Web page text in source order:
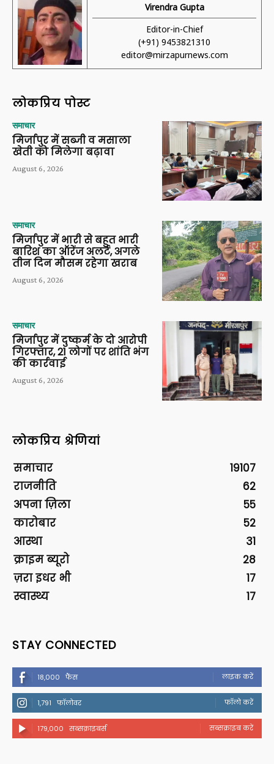
Virendra Gupta
Editor-in-Chief
(+91) 9453821310
editor@mirzapurnews.com
लोकप्रिय पोस्ट
समाचार
मिर्जापुर में सब्जी व मसाला
खेती को मिलेगा बढ़ावा
August 6, 2026
समाचार
मिर्जापुर में भारी से बहुत भारी
बारिश का ऑरेंज अलर्ट, अगले
तीन दिन मौसम रहेगा खराब
August 6, 2026
समाचार
मिर्जापुर में दुष्कर्म के दो आरोपी
गिरफ्तार, 21 लोगों पर शांति भंग
की कार्रवाई
August 6, 2026
लोकप्रिय श्रेणियां
समाचार
19107
राजनीति
62
अपना ज़िला
55
कारोबार
52
आस्था
31
क्राइम ब्यूरो
28
ज़रा इधर भी
17
स्वास्थ्य
17
STAY CONNECTED
18,000 फैंस लाइक करें
1,791 फॉलोवर फॉलो करें
179,000 सब्सक्राइबर्स सब्सक्राइब करें